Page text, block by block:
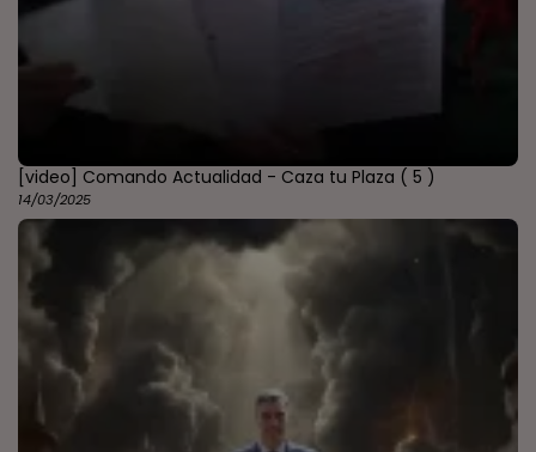
[video] Comando Actualidad - Caza tu Plaza ( 5 )
14/03/2025